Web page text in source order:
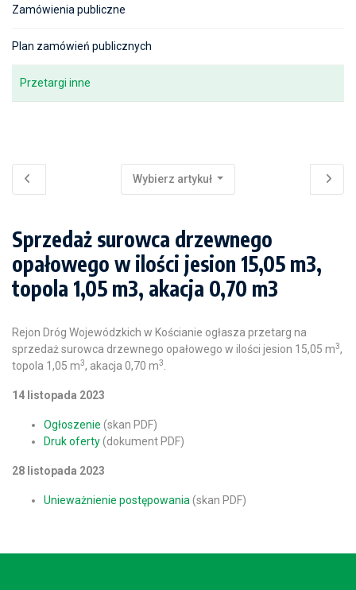
Zamówienia publiczne
Plan zamówień publicznych
Przetargi inne
Wybierz artykuł
Sprzedaż surowca drzewnego
opałowego w ilości jesion 15,05 m3,
topola 1,05 m3, akacja 0,70 m3
Rejon Dróg Wojewódzkich w Kościanie ogłasza przetarg na
sprzedaż surowca drzewnego opałowego w ilości jesion 15,05 m3,
topola 1,05 m3, akacja 0,70 m3
14 listopada 2023
Ogłoszenie (skan PDF)
Druk oferty(dokument PDF)
28 listopada 2023
Unieważnienie postępowania (skan PDF)